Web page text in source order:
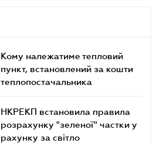
Кому належатиме тепловий
пункт, встановлений за кошти
теплопостачальника
НКРЕКП встановила правила
розрахунку "зеленої" частки у
рахунку за світло